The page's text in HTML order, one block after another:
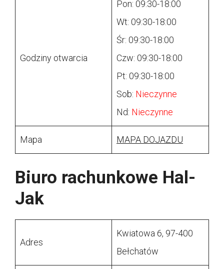
Godziny otwarcia
Pon: 09:30-18:00
Wt: 09:30-18:00
Śr: 09:30-18:00
Czw: 09:30-18:00
Pt: 09:30-18:00
Sob: Nieczynne
Nd: Nieczynne
Mapa MAPA DOJAZDU
Biuro rachunkowe Hal-
Jak
Adres
Kwiatowa 6, 97-400
Bełchatów